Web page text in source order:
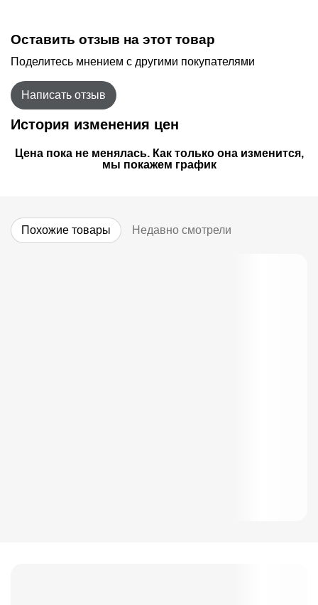
Оставить отзыв на этот товар
Поделитесь мнением с другими покупателями
Написать отзыв
История изменения цен
Цена пока не менялась. Как только она изменится,
мы покажем график
Похожие товары Недавно смотрели